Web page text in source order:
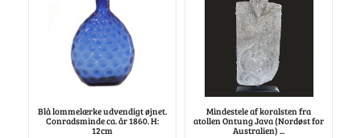
Blå lommelærke udvendigt øjnet.
Conradsminde ca. år 1860. H:
12cm
Mindestele af koralsten fra
atollen Ontung Java (Nordøst for
Australien) ...